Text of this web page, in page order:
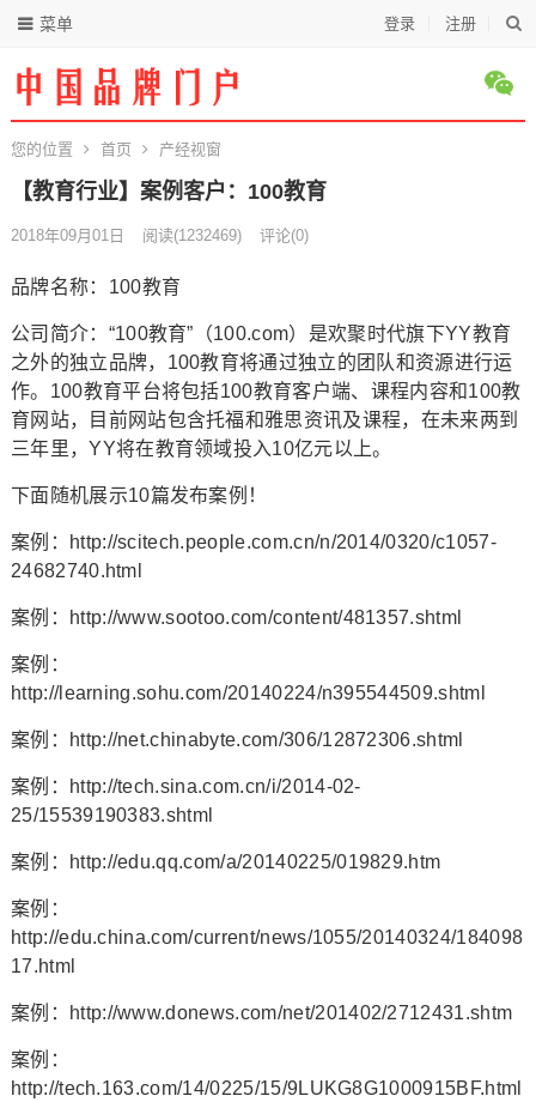
登录 注册
菜单
您的位置 首页 产经视窗
【教育行业】案例客户：100教育
2018年09月01日 阅读(1232469) 评论(0)
品牌名称：100教育
公司简介：“100教育”（100.com）是欢聚时代旗下YY教育
之外的独立品牌，100教育将通过独立的团队和资源进行运
作。100教育平台将包括100教育客户端、课程内容和100教
育网站，目前网站包含托福和雅思资讯及课程，在未来两到
三年里，YY将在教育领域投入10亿元以上。
下面随机展示10篇发布案例！
案例：http://scitech.people.com.cn/n/2014/0320/c1057-
24682740.html
案例：http://www.sootoo.com/content/481357.shtml
案例：
http://learning.sohu.com/20140224/n395544509.shtml
案例：http://net.chinabyte.com/306/12872306.shtml
案例：http://tech.sina.com.cn/i/2014-02-
25/15539190383.shtml
案例：http://edu.qq.com/a/20140225/019829.htm
案例：
http://edu.china.com/current/news/1055/20140324/184098
17.html
案例：http://www.donews.com/net/201402/2712431.shtm
案例：
http://tech.163.com/14/0225/15/9LUKG8G1000915BF.html